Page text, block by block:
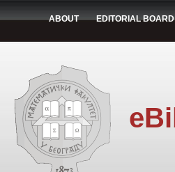
ABOUT EDITORIAL BOARD